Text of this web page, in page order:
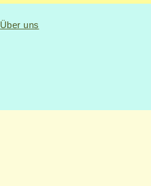
Über uns